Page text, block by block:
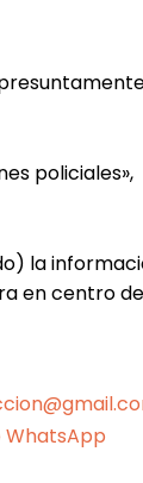
policiales»,
la
en centro de
WhatsApp